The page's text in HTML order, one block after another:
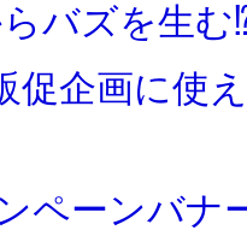
バズを生
促企画に使
ペーンバナ